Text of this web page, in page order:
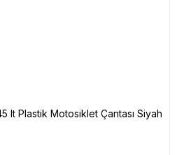
lt Plastik Motosiklet Çantası Siyah